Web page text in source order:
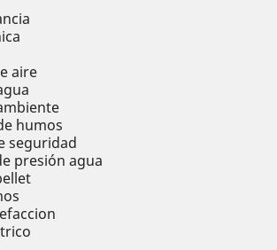
aire
humos
seguridad
presión agua